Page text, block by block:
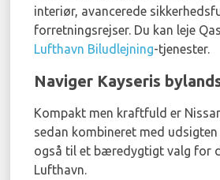
interiør, avancerede
forretningsrejser. Du kan leje
Lufthavn Biludlejning-tjenester.
Naviger Kayseris
Kompakt men kraftfuld er
sedan kombineret med
også til et bæredygtigt valg for
Lufthavn.